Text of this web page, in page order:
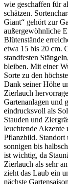
wie geschaffen für
schätzen.
Giant“ gehört zur
außergewöhnliche
Blütenstände
etwa 15 bis 20 cm.
standfesten
bleiben. Mit einer
Sorte zu den
Dank seiner Höhe
Zierlauch
Gartenanlagen und
eindrucksvoll als
Stauden und
leuchtende
Pflanzbild. Standort
sonnigen bis
ist wichtig, da
Zierlauch als sehr
zieht das Laub ein
nächste